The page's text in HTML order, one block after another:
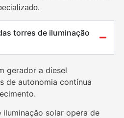
torres de iluminação
gerador a diesel
de autonomia contínua
solar opera de